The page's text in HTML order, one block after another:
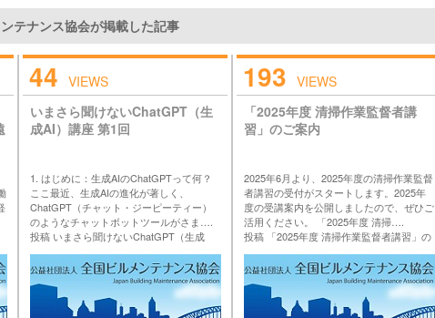
テナンス協会が掲載した記事
44 VIEWS
いまさら聞けないChatGPT（生
成AI）講座 第1回
1. はじめに：生成AIのChatGPTって何？
ここ最近、生成AIの進化が著しく、
ChatGPT（チャット・ジーピーティー）
のようなチャットボットツールがさま….
投稿 いまさら聞けないChatGPT（生成
メンテナンス協会 に最初に表示されまし
た。
193 VIEWS
「2025年度 清掃作業監督者講
習」のご案内
2025年6月より、2025年度の清掃作業監督
者講習の受付がスタートします。2025年
度の受講案内を公開しましたので、ぜひご
活用ください。 「2025年度 清掃….
投稿 「2025年度 清掃作業監督者講習」の
ンス協会 に最初に表示されました。
…